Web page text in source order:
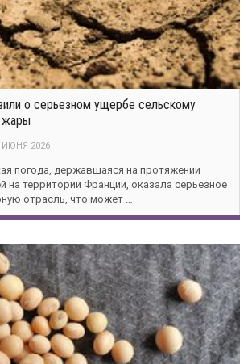
о серьезном ущербе сельскому
жары
2026
погода, державшаяся на протяжении
на территории Франции, оказала серьезное
отрасль, что может …